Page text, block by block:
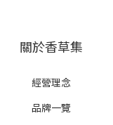
關於香草集
經營理念
品牌一覽